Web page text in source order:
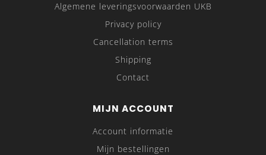
Algemene leveringsvoorwaarden UKB
Privacy policy
Cancellation terms
Shipping
Contact
MIJN ACCOUNT
Account informatie
Mijn bestellingen